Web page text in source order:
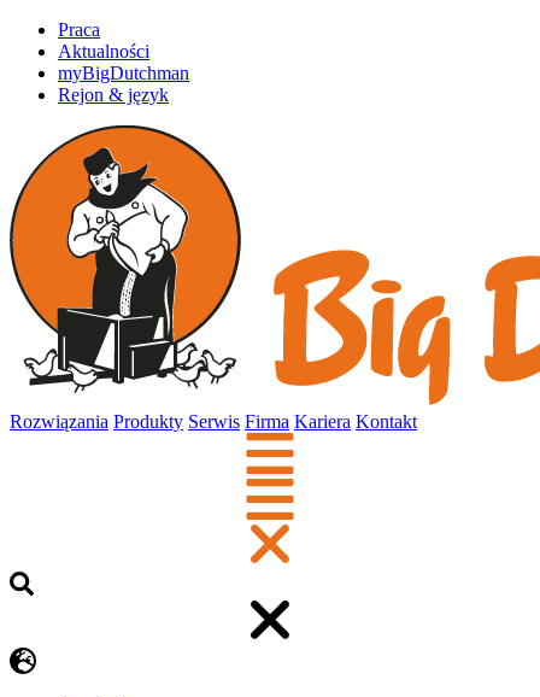
Praca
Aktualności
myBigDutchman
Rejon & język
Rozwiązania Produkty Serwis Firma Kariera Kontakt